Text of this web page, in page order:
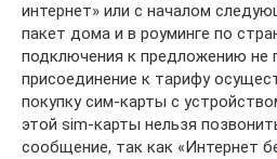
интернет» или с началом
пакет дома и в роуминге по
подключения к предложению не
присоединение к тарифу
покупку сим-карты с
этой sim-карты нельзя
сообщение, так как «Интернет